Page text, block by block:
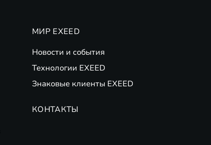
МИР EXEED
Новости и события
Технологии EXEED
Знаковые клиенты EXEED
КОНТАКТЫ